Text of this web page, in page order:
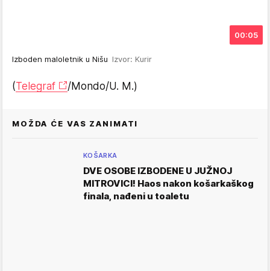
00:05
Izboden maloletnik u Nišu Izvor: Kurir
(Telegraf /Mondo/U. M.)
MOŽDA ĆE VAS ZANIMATI
KOŠARKA
DVE OSOBE IZBODENE U JUŽNOJ
MITROVICI! Haos nakon košarkaškog
finala, nađeni u toaletu